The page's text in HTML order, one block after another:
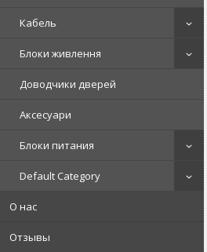
Кабель
Блоки живлення
Доводчики дверей
Аксесуари
Блоки питания
Default Category
О нас
Отзывы